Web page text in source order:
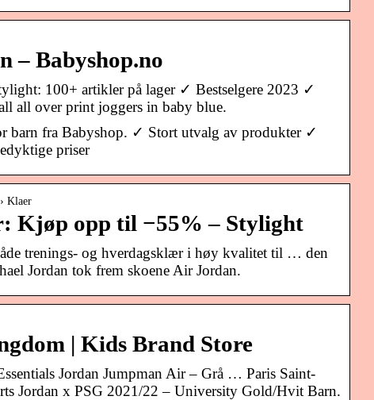
– Babyshop.no
100+ artikler på lager ✓ Bestselgere 2023 ✓
all over print joggers in baby blue.
barn fra Babyshop. ✓ Stort utvalg av produkter ✓
priser
Klaer
Kjøp opp til −55% – Stylight
trenings- og hverdagsklær i høy kvalitet til … den
Jordan tok frem skoene Air Jordan.
| Kids Brand Store
Jordan Jumpman Air – Grå … Paris Saint-
Jordan x PSG 2021/22 – University Gold/Hvit Barn.